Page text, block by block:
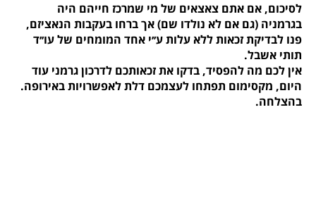
לסיכום, אם אתם צאצאים של מי שמרכז חייהם היה
בגרמניה (גם אם לא נולדו שם) אך ברחו בעקבות הנאציזם,
פנו לבדיקת זכאות ללא עלות ע׳׳י אחד המומחים של עו׳׳ד
תותי אשבל.
אין לכם מה להפסיד, בדקו את זכאותכם לדרכון גרמני עוד
היום, מקסימום תפתחו לעצמכם דלת לאפשרויות באירופה.
בהצלחה.